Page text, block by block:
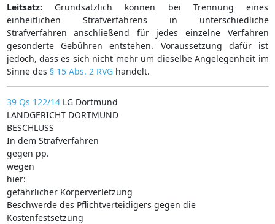
Leitsatz: Grundsätzlich können bei Trennung eines
einheitlichen Strafverfahrens in unterschiedliche
Strafverfahren anschließend für jedes einzelne Verfahren
gesonderte Gebühren entstehen. Voraussetzung dafür ist
jedoch, dass es sich nicht mehr um dieselbe Angelegenheit im
Sinne des § 15 Abs. 2 RVGhandelt.
39 Qs 122/14LG Dortmund
LANDGERICHT DORTMUND
BESCHLUSS
In dem Strafverfahren
gegen pp.
wegen
hier:
gefährlicher Körperverletzung
Beschwerde des Pflichtverteidigers gegen die
Kostenfestsetzung